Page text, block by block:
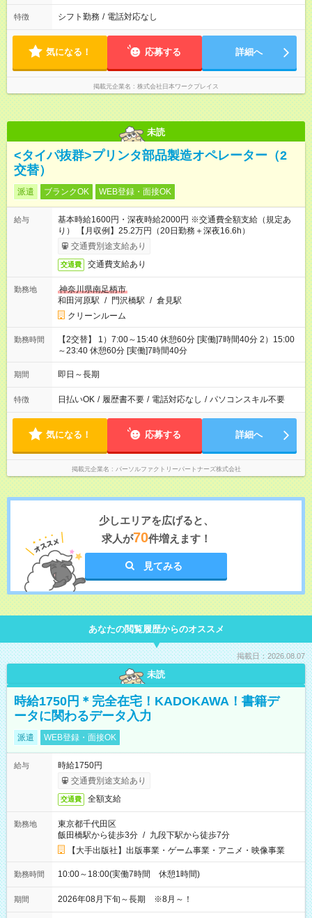
特徴 シフト勤務 / 電話対応なし
気になる！ 応募する 詳細へ
掲載元企業名 株式会社日本ワークプレイス
未読
<タイパ抜群>プリンタ部品製造オペレーター（2
交替）
派遣 ブランクOK WEB登録・面接OK
給与
基本時給1600円・深夜時給2000円 ※交通費全額支給（規定あ
り） 【月収例】25.2万円（20日勤務＋深夜16.6h）
交通費別途支給あり
交通費 交通費支給あり
勤務地
神奈川県南足柄市
和田河原駅 / 門沢橋駅 / 倉見駅
クリーンルーム
勤務時間
【2交替】 1）7:00～15:40 休憩60分 [実働]7時間40分 2）15:00
～23:40 休憩60分 [実働]7時間40分
期間 即日～長期
特徴 日払いOK / 履歴書不要 / 電話対応なし / パソコンスキル不要
気になる！ 応募する 詳細へ
掲載元企業名 パーソルファクトリーパートナーズ株式会社
少しエリアを広げると、
求人が70件増えます！
見てみる
あなたの閲覧履歴からのオススメ
掲載日：2026.08.07
未読
時給1750円＊完全在宅！KADOKAWA！書籍デ
ータに関わるデータ入力
派遣 WEB登録・面接OK
給与
時給1750円
交通費別途支給あり
交通費 全額支給
勤務地
東京都千代田区
飯田橋駅から徒歩3分 / 九段下駅から徒歩7分
【大手出版社】出版事業・ゲーム事業・アニメ・映像事業
勤務時間 10:00～18:00(実働7時間 休憩1時間)
期間 2026年08月下旬～長期 ※8月～！